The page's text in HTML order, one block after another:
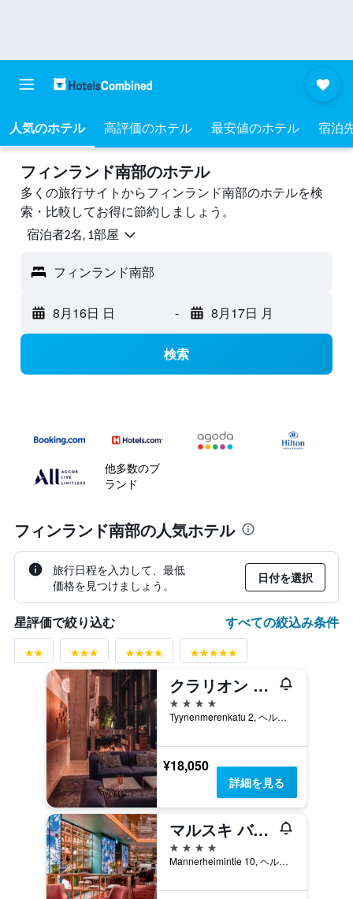
人気のホテル 高評価のホテル 最安値のホテル 宿泊
フィンランド南部のホテル
多くの旅行サイトからフィンランド南部のホテルを検
索・比較してお得に節約しましょう。
宿泊者2名, 1​部屋
フィンランド南部
8月16日 日 - 8月17日 月
検索
他多数のブ
ランド
フィンランド南部の人気ホテル
旅行日程を入力して、最低
価格を見つけましょう。
日付を選択
星評価で絞り込む すべての絞込み条件
クラリオン ホテル ヘルシンキ
4つ星
Tyynenmerenkatu 2, ヘルシンキ, Uusimaa, フィンランド
¥18,050
詳細を見る
マルスキ バイ スカンディック
4つ星
Mannerheimintie 10, ヘルシンキ, Uusimaa, フィンランド